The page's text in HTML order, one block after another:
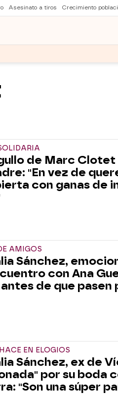
Asesinato a tiros Crecimiento
de Marc Clotet
"En vez de
con ganas de
AMIGOS
Sánchez,
con Ana
antes de que pasen
EN ELOGIOS
Sánchez, ex de
por su boda
"Son una súper